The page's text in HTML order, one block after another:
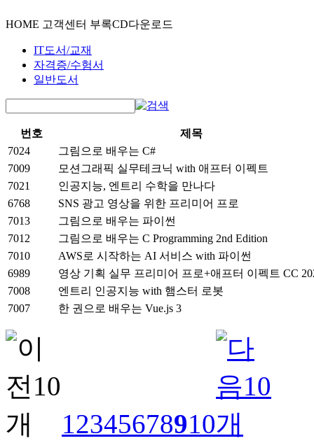
HOME 고객센터 부록CD다운로드
IT도서/교재
자격증/수험서
일반도서
번호
제목
7024
그림으로 배우는 C#
7009
모션그래픽 실무테크닉 with 애프터 이펙트
7021
인공지능, 엔트리 수학을 만나다
6768
SNS 광고 영상을 위한 프리미어 프로
7013
그림으로 배우는 파이썬
7012
그림으로 배우는 C Programming 2nd Edition
7010
AWS로 시작하는 AI 서비스 with 파이썬
6989
영상 기획 실무 프리미어 프로+애프터 이펙트 CC
7008
엔트리 인공지능 with 햄스터 로봇
7007
한 권으로 배우는 Vue.js 3
12345678910